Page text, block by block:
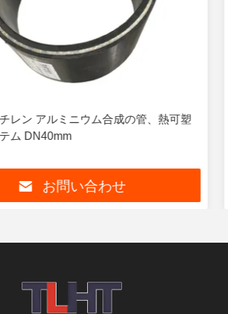
レン アルミニウム合成の管、熱可塑
ム DN40mm
お問い合わせ